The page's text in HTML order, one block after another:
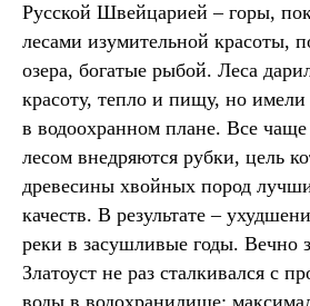
Русской Швейцарией – горы,
лесами изумительной красоты,
озера, богатые рыбой. Леса
красоту, тепло и пищу, но имели
в водоохранном плане. Все
лесом внедряются рубки, цель
древесины хвойных пород
качеств. В результате –
реки в засушливые годы. Вечно
Златоуст не раз сталкивался с
воды в водохранилище: